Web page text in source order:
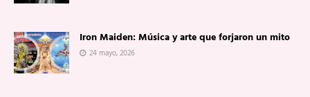
Iron Maiden: Música y arte que forjaron un mito
24 mayo, 2026